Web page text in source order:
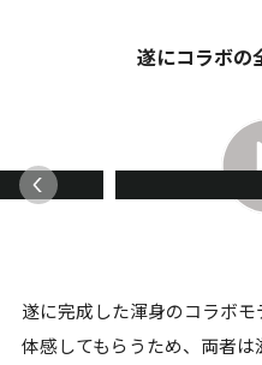
遂にコラボの
遂に完成した渾身のコラボ
体感してもらうため、両者